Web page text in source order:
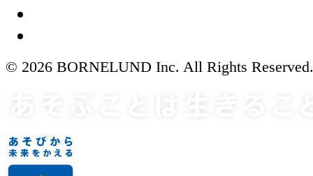
© 2026 BORNELUND Inc. All Rights Reserved.